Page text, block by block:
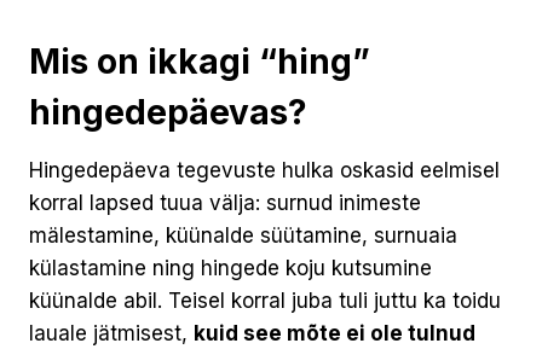
Mis on ikkagi “hing”
hingedepäevas?
Hingedepäeva tegevuste hulka oskasid eelmisel
korral lapsed tuua välja: surnud inimeste
mälestamine, küünalde süütamine, surnuaia
külastamine ning hingede koju kutsumine
küünalde abil. Teisel korral juba tuli juttu ka toidu
lauale jätmisest, kuid see mõte ei ole tulnud